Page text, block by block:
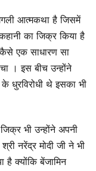
आत्मकथा है जिसमें
का जिक्र किया है
एक साधारण सा
। इस बीच उन्होंने
धुरविरोधी थे इसका भी
भी उन्होंने अपनी
नरेंद्र मोदी जी ने भी
क्योंकि बेंजामिन